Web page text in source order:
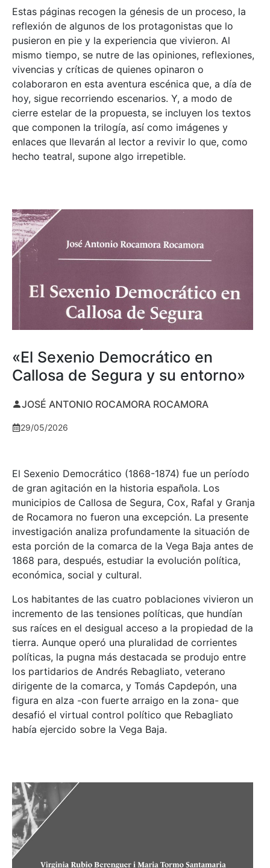
Estas páginas recogen la génesis de un proceso, la
reflexión de algunos de los protagonistas que lo
pusieron en pie y la experiencia que vivieron. Al
mismo tiempo, se nutre de las opiniones, reflexiones,
vivencias y críticas de quienes opinaron o
colaboraron en esta aventura escénica que, a día de
hoy, sigue recorriendo escenarios. Y, a modo de
cierre estelar de la propuesta, se incluyen los textos
que componen la trilogía, así como imágenes y
enlaces que llevarán al lector a revivir lo que, como
hecho teatral, supone algo irrepetible.
«El Sexenio Democrático en
Callosa de Segura y su entorno»
JOSÉ ANTONIO ROCAMORA ROCAMORA
29/05/2026
El Sexenio Democrático (1868-1874) fue un período
de gran agitación en la historia española. Los
municipios de Callosa de Segura, Cox, Rafal y Granja
de Rocamora no fueron una excepción. La presente
investigación analiza profundamente la situación de
esta porción de la comarca de la Vega Baja antes de
1868 para, después, estudiar la evolución política,
económica, social y cultural.
Los habitantes de las cuatro poblaciones vivieron un
incremento de las tensiones políticas, que hundían
sus raíces en el desigual acceso a la propiedad de la
tierra. Aunque operó una pluralidad de corrientes
políticas, la pugna más destacada se produjo entre
los partidarios de Andrés Rebagliato, veterano
dirigente de la comarca, y Tomás Capdepón, una
figura en alza -con fuerte arraigo en la zona- que
desafió el virtual control político que Rebagliato
había ejercido sobre la Vega Baja.